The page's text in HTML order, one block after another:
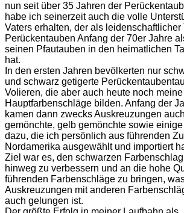
nun seit über 35 Jahren der
habe ich seinerzeit auch die volle
Vaters erhalten, der als leidenschaftlicher
Perückentauben Anfang der 70er Jahre
seinen Pfautauben in den heimatlichen
hat.
In den ersten Jahren bevölkerten nur
und schwarz getigerte
Volieren, die aber auch heute noch meine
Hauptfarbenschläge bilden. Anfang der
kamen dann zwecks Auskreuzungen
gemönchte, gelb gemönchte sowie
dazu, die ich persönlich aus führenden
Nordamerika ausgewählt und importiert
Ziel war es, den schwarzen
hinweg zu verbessern und an die hohe
führenden Farbenschläge zu bringen,
Auskreuzungen mit anderen
auch gelungen ist.